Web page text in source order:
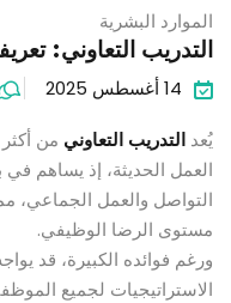
الموارد البشرية
التدريب التعاوني:
14 أغسطس 2025
يُعد التدريب التعاوني من
العمل الحديثة، إذ يساهم في
التواصل والعمل الجماعي،
مستوى الرضا الوظيفي.
ورغم فوائده الكبيرة، قد
الاستراتيجيات لجميع